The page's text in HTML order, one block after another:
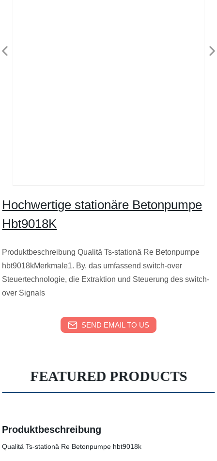
Hochwertige stationäre Betonpumpe
Hbt9018K
Produktbeschreibung Qualitä Ts-stationä Re Betonpumpe
hbt9018kMerkmale1. By, das umfassend switch-over
Steuertechnologie, die Extraktion und Steuerung des switch-
over Signals
SEND EMAIL TO US
FEATURED PRODUCTS
Produktbeschreibung
Qualitä Ts-stationä Re Betonpumpe hbt9018k